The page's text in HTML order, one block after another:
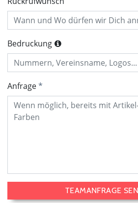
Bedruckung
Anfrage
TEAMANFRAGE